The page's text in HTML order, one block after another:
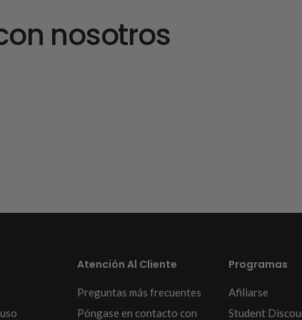
nosotros
Atención Al Cliente
Preguntas más frecuentes
Póngase en contacto con
Programas
Afiliarse
Student